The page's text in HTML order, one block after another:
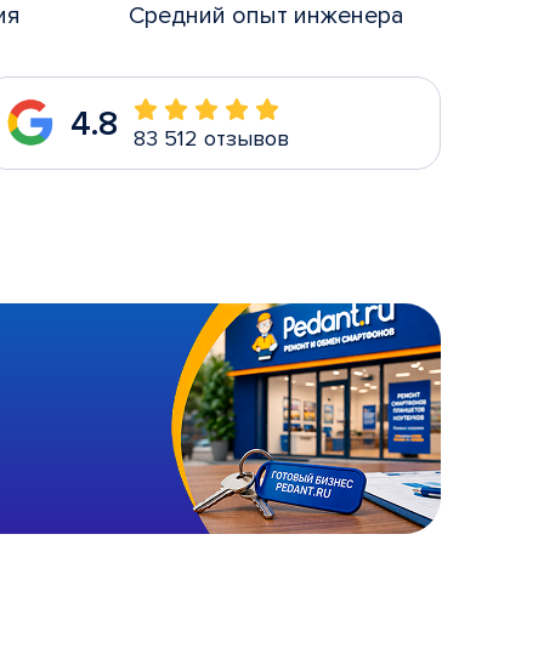
Средний опыт инженера
4.8 83 512 отзывов